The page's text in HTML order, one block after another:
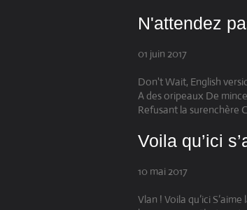
N'attendez
01 juin 2017
Don't Wait, English
A des oripeaux De
Refusant la surenchère
Voila qu’ici
10 mai 2017
Vlan ! Voila qu’ici